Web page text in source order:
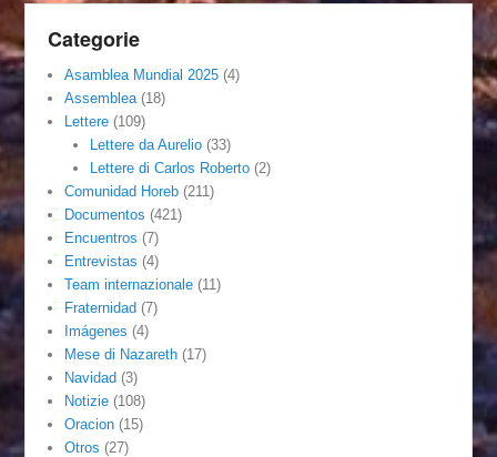
Categorie
Asamblea Mundial 2025 (4)
Assemblea (18)
Lettere (109)
Lettere da Aurelio(33)
Lettere di Carlos Roberto(2)
Comunidad Horeb (211)
Documentos (421)
Encuentros (7)
Entrevistas (4)
Team internazionale (11)
Fraternidad (7)
Imágenes (4)
Mese di Nazareth (17)
Navidad (3)
Notizie (108)
Oracion (15)
Otros (27)